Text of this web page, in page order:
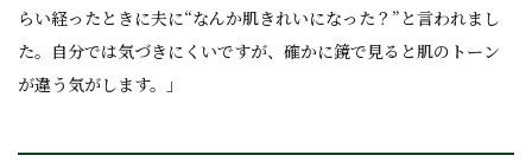
らい経ったときに夫に“なんか肌きれいになった？”と言われまし
た。自分では気づきにくいですが、確かに鏡で見ると肌のトーン
が違う気がします。」